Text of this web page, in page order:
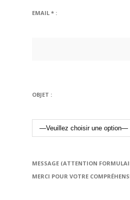
EMAIL * :
OBJET :
MESSAGE (ATTENTION
MERCI POUR VOTRE